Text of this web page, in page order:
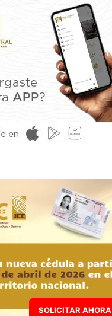
SOLICITAR AHORA